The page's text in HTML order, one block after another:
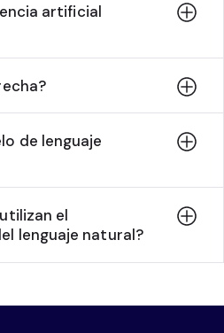
artificial
de lenguaje
el
lenguaje natural?